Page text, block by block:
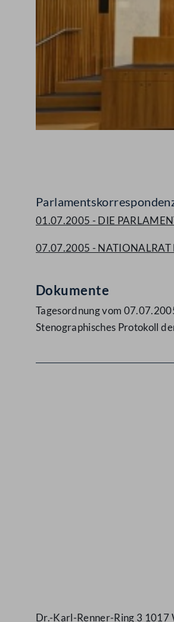
01.07.2005 - DIE
07.07.2005 - NATIONALRAT
Dokumente
Tagesordnung vom
Stenographisches Protokoll
Dr.-Karl-Renner-Ring 3 1017